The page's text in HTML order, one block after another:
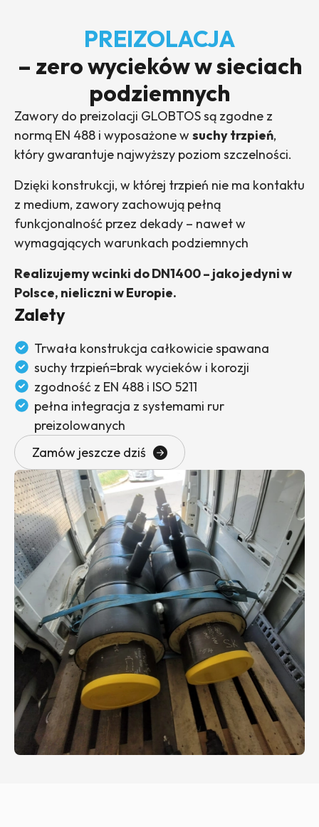
PREIZOLACJA
– zero wycieków w sieciach
podziemnych
Zawory do preizolacji GLOBTOS są zgodne z
normą EN 488 i wyposażone w suchy trzpień,
który gwarantuje najwyższy poziom szczelności.
Dzięki konstrukcji, w której trzpień nie ma kontaktu
z medium, zawory zachowują pełną
funkcjonalność przez dekady – nawet w
wymagających warunkach podziemnych
Realizujemy wcinki do DN1400 – jako jedyni w
Polsce, nieliczni w Europie.
Zalety
Trwała konstrukcja całkowicie spawana
suchy trzpień=brak wycieków i korozji
zgodność z EN 488 i ISO 5211
pełna integracja z systemami rur
preizolowanych
Zamów jeszcze dziś